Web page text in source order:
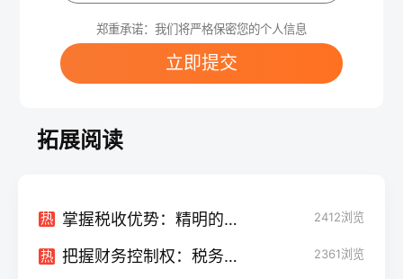
郑重承诺：我们将严格保密您的个人信息
立即提交
拓展阅读
热 掌握税收优势：精明的税务筹划如何使您的企业受益 2412浏览
热 把握财务控制权：税务筹划的重要性在企业发展中的角色 2361浏览